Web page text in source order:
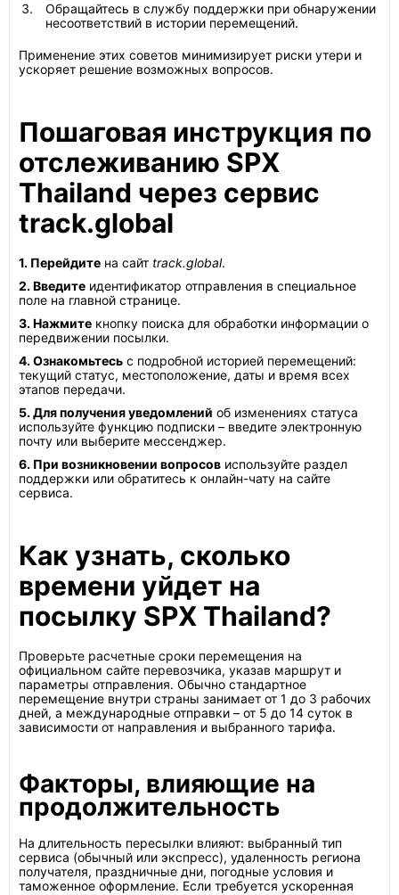
Обращайтесь в службу поддержки при обнаружении
несоответствий в истории перемещений.
Применение этих советов минимизирует риски утери и
ускоряет решение возможных вопросов.
Пошаговая инструкция по
отслеживанию SPX
Thailand через сервис
track.global
1. Перейдите на сайт track.global.
2. Введите идентификатор отправления в специальное
поле на главной странице.
3. Нажмите кнопку поиска для обработки информации о
передвижении посылки.
4. Ознакомьтесь с подробной историей перемещений:
текущий статус, местоположение, даты и время всех
этапов передачи.
5. Для получения уведомлений об изменениях статуса
используйте функцию подписки – введите электронную
почту или выберите мессенджер.
6. При возникновении вопросов используйте раздел
поддержки или обратитесь к онлайн-чату на сайте
сервиса.
Как узнать, сколько
времени уйдет на
посылку SPX Thailand?
Проверьте расчетные сроки перемещения на
официальном сайте перевозчика, указав маршрут и
параметры отправления. Обычно стандартное
перемещение внутри страны занимает от 1 до 3 рабочих
дней, а международные отправки – от 5 до 14 суток в
зависимости от направления и выбранного тарифа.
Факторы, влияющие на
продолжительность
На длительность пересылки влияют: выбранный тип
сервиса (обычный или экспресс), удаленность региона
получателя, праздничные дни, погодные условия и
таможенное оформление. Если требуется ускоренная